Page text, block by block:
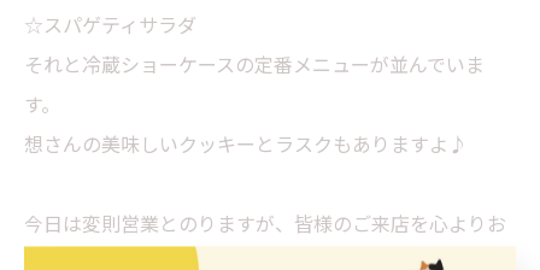
☆スパゲティサラダ
それと冷蔵ショーケースの定番メニューが並んでいま
す。
想さんの美味しいクッキーとラスクもありますよ♪
今日は変則営業とのりますが、皆様のご来店を心よりお